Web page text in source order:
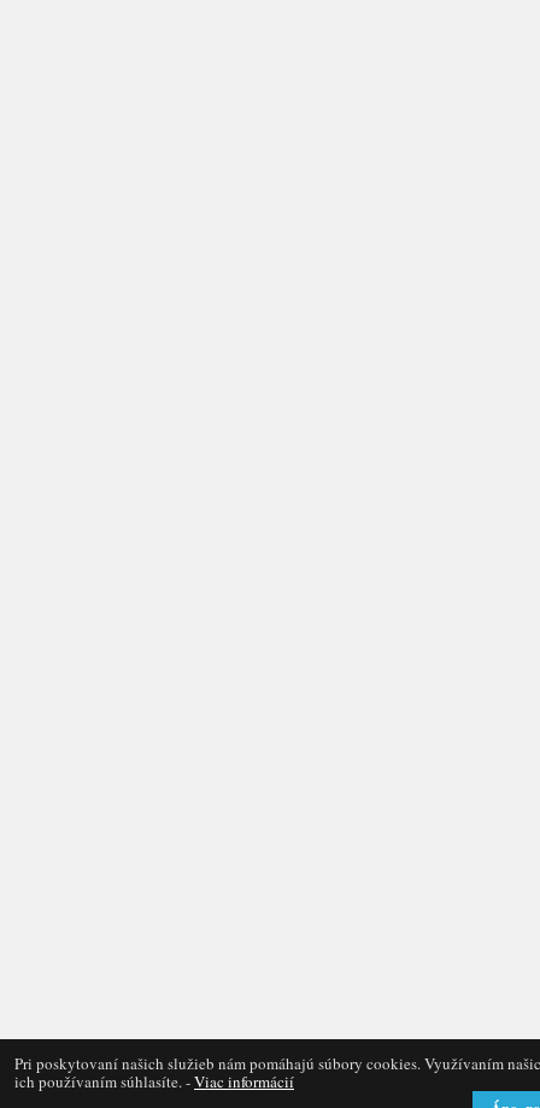
Pri poskytovaní našich služieb nám pomáhajú súbory cookies. Využívaním
ich používaním súhlasíte. -Viac informácií